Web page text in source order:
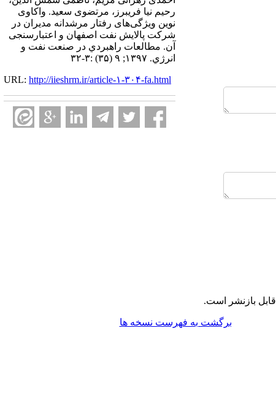
رحیم نیا فریبرز، مرتضوی سعید. واکاوی
نوین ویژگی‌های رفتار مرشدانه مدیران در
شرکت پالایش نفت اصفهان و اعتبارسنجی
آن. مطالعات راهبردي در صنعت نفت و
انرژي. ۱۳۹۷; ۹ (۳۵) :۳-۳۲
URL: http://iieshrm.ir/article-۱-۳۰۴-fa.html
قابل بازنشر است.
برگشت به فهرست نسخه ها